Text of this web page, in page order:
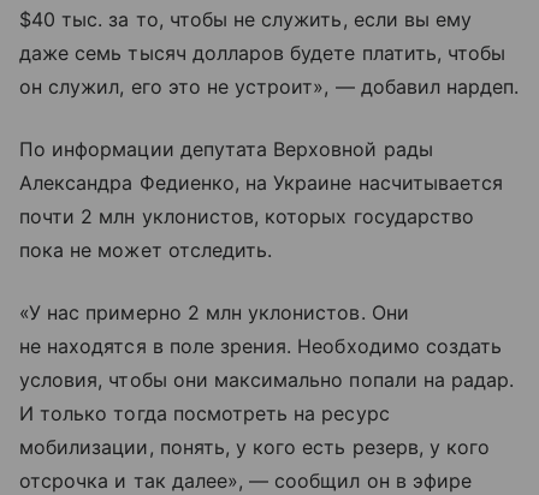
$40 тыс. за то, чтобы не служить, если вы ему
даже семь тысяч долларов будете платить, чтобы
он служил, его это не устроит», — добавил нардеп.
По информации депутата Верховной рады
Александра Федиенко, на Украине насчитывается
почти 2 млн уклонистов, которых государство
пока не может отследить.
«У нас примерно 2 млн уклонистов. Они
не находятся в поле зрения. Необходимо создать
условия, чтобы они максимально попали на радар.
И только тогда посмотреть на ресурс
мобилизации, понять, у кого есть резерв, у кого
отсрочка и так далее», — сообщил он в эфире